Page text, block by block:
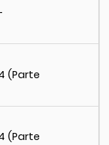
(Parte
(Parte